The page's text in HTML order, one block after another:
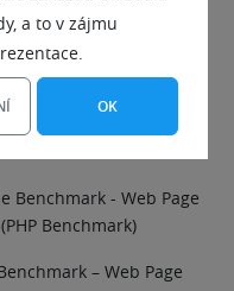
a to v zájmu
OK
Komprese dat
– Web Page